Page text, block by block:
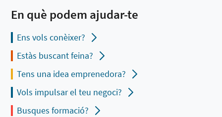
En què podem ajudar-te
Ens vols conèixer?
Estàs buscant feina?
Tens una idea emprenedora?
Vols impulsar el teu negoci?
Busques formació?